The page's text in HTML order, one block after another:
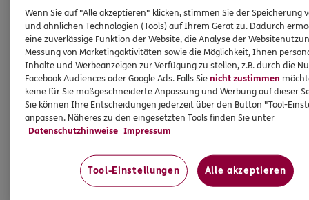
Wenn Sie auf "Alle akzeptieren" klicken, stimmen Sie der Speicherung
und ähnlichen Technologien (Tools) auf Ihrem Gerät zu. Dadurch
eine zuverlässige Funktion der Website, die Analyse der
Messung von Marketingaktivitäten sowie die Möglichkeit, Ihnen
Inhalte und Werbeanzeigen zur Verfügung zu stellen, z.B. durch die
Facebook Audiences oder Google Ads. Falls Sienicht zustimmen
keine für Sie maßgeschneiderte Anpassung und Werbung auf dieser
Sie können Ihre Entscheidungen jederzeit über den Button "Tool-
anpassen. Näheres zu den eingesetzten Tools finden Sie unter
Datenschutzhinweise Impressum
Tool-Einstellungen Alle akzeptieren